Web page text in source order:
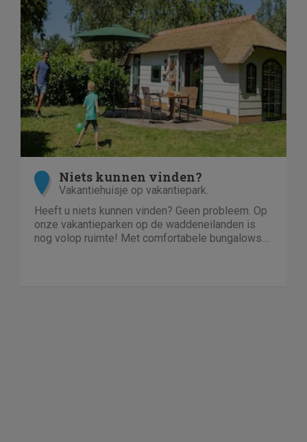
Niets kunnen vinden?
Vakantiehuisje op vakantiepark.
Heeft u niets kunnen vinden? Geen probleem. Op
onze vakantieparken op de waddeneilanden is
nog volop ruimte! Met comfortabele bungalows